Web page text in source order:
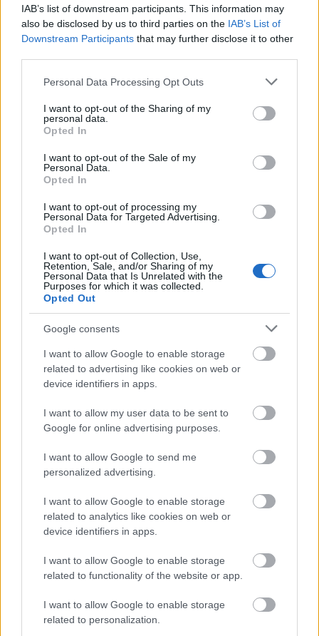
IAB’s list of downstream participants. This information may
also be disclosed by us to third parties on the IAB’s List of
Downstream Participants that may further disclose it to other
Please note that this website/app uses one or more Google
not limited to your visit or usage behaviour. You may click to
grant or deny consent to Google and its third-party tags to
use your data for below specified purposes in below Google
consent section.
Personal Data Processing Opt Outs
I want to opt-out of the Sharing of my
personal data.
Opted In
I want to opt-out of the Sale of my
Personal Data.
Opted In
I want to opt-out of processing my
Personal Data for Targeted Advertising.
Opted In
I want to opt-out of Collection, Use,
Retention, Sale, and/or Sharing of my
Personal Data that Is Unrelated with the
Purposes for which it was collected.
Opted Out
Google consents
I want to allow Google to enable storage
related to advertising like cookies on web or
device identifiers in apps.
I want to allow my user data to be sent to
Google for online advertising purposes.
I want to allow Google to send me
personalized advertising.
I want to allow Google to enable storage
related to analytics like cookies on web or
device identifiers in apps.
I want to allow Google to enable storage
related to functionality of the website or app.
I want to allow Google to enable storage
related to personalization.
Jó, de hogyan váltott ki
ekkora őrületet egy 45
dolláros vizespohár?
A Stanley eladásainak fellendülését nagyrészt a Z-
Quencher elárasztotta a Tiktokot, ahol a
#StanleyTumbler hashtag több mint 10 millió
Instagram feedjébe is beúsztak a színes poharak. A
#watertok megjelenésével még nagyobb lett a
magukat, ahogy ízesített vizeket készítenek
méretes Stanley bögréjükben. Szinte lehetetlen
most végiggörgetni az alkalmazást anélkül, hogy ne
látnánk legalább egy videót egy tartalomgyártóról,
amely bemutatja hatalmas vizespalack-
gyűjteményét.
Az érem másik oldala
A hirtelen népszerűség és figyelem a termék